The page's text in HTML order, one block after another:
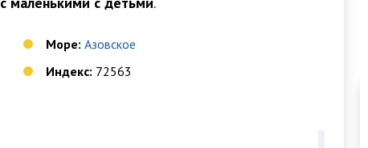
Море: Азовское
Индекс: 72563